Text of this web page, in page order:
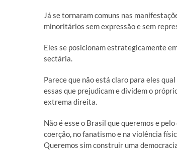
Já se tornaram comuns nas
minoritários sem expressão e sem
Eles se posicionam estrategicamente
sectária.
Parece que não está claro para eles
essas que prejudicam e dividem o
extrema direita.
Não é esse o Brasil que queremos e
coerção, no fanatismo e na violência
Queremos sim construir uma